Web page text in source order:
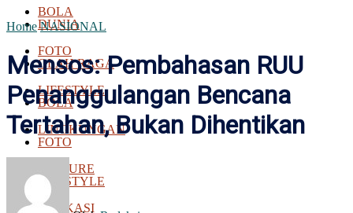
BOLA
FOTO
LIFESTYLE
LINGKUNGAN
FEATURE
EDUKASI
DUNIA
OLAH RAGA
BOLA
FOTO
LIFESTYLE
Home NASIONAL
Mensos: Pembahasan RUU
Penanggulangan Bencana
Tertahan, Bukan Dihentikan